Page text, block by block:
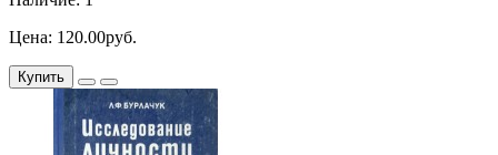
Цена: 120.00руб.
Купить